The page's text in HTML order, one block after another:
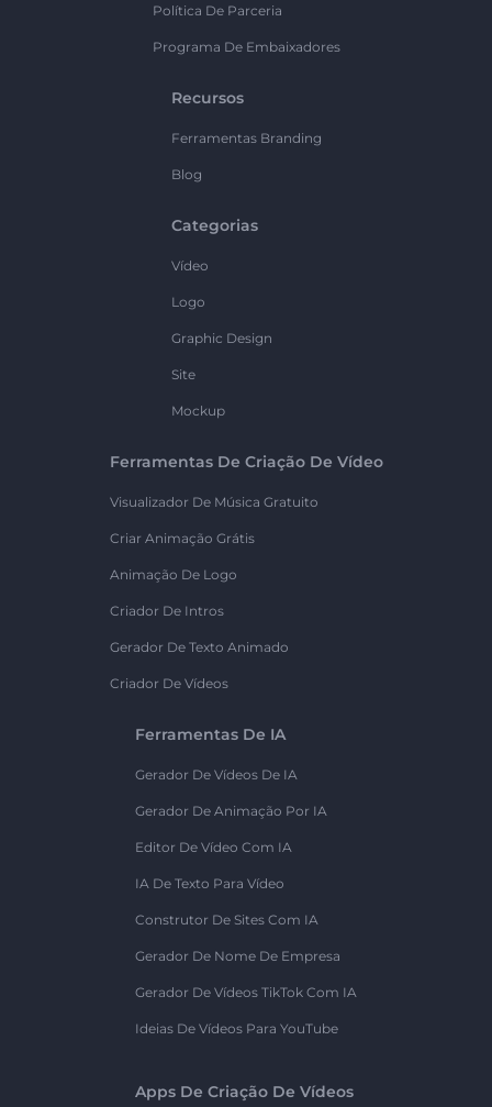
Política De Parceria
Programa De Embaixadores
Recursos
Ferramentas Branding
Blog
Categorias
Vídeo
Logo
Graphic Design
Site
Mockup
Ferramentas De Criação De Vídeo
Visualizador De Música Gratuito
Criar Animação Grátis
Animação De Logo
Criador De Intros
Gerador De Texto Animado
Criador De Vídeos
Ferramentas De IA
Gerador De Vídeos De IA
Gerador De Animação Por IA
Editor De Vídeo Com IA
IA De Texto Para Vídeo
Construtor De Sites Com IA
Gerador De Nome De Empresa
Gerador De Vídeos TikTok Com IA
Ideias De Vídeos Para YouTube
Apps De Criação De Vídeos